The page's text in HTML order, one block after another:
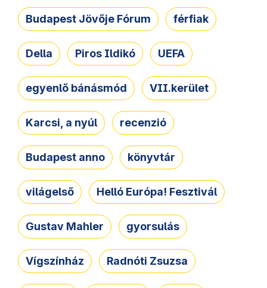
Budapest Jövője Fórum férfiak
Della Piros Ildikó UEFA
egyenlő bánásmód VII.kerület
Karcsi, a nyúl recenzió
Budapest anno könyvtár
világelső Helló Európa! Fesztivál
Gustav Mahler gyorsulás
Vígszínház Radnóti Zsuzsa